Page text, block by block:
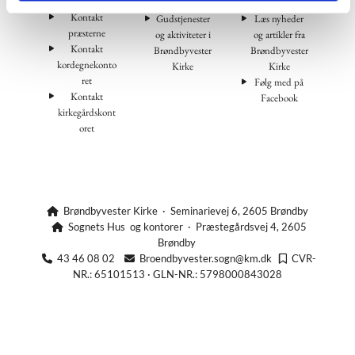
Kontakt
præsterne
Kontakt
kordegnekonto
ret
Kontakt
kirkegårdskont
oret
Gudstjenester
og aktiviteter i
Brøndbyvester
Kirke
Læs nyheder
og artikler fra
Brøndbyvester
Kirke
Følg med på
Facebook
 Brøndbyvester Kirke · Seminarievej 6, 2605 Brøndby
Sognets Hus og kontorer · Præstegårdsvej 4, 2605
Brøndby
43 46 08 02 Broendbyvester.sogn@km.dk CVR-
NR.: 65101513 · GLN-NR.: 5798000843028